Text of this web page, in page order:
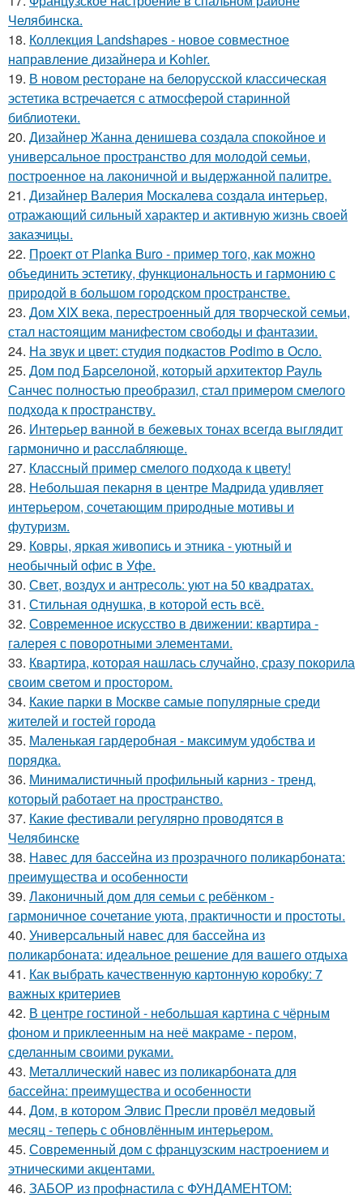
Челябинска.
18. Коллекция Landshapes - новое совместное
направление дизайнера и Kohler.
19. В новом ресторане на белорусской классическая
эстетика встречается с атмосферой старинной
библиотеки.
20. Дизайнер Жанна денишева создала спокойное и
универсальное пространство для молодой семьи,
построенное на лаконичной и выдержанной палитре.
21. Дизайнер Валерия Москалева создала интерьер,
отражающий сильный характер и активную жизнь своей
заказчицы.
22. Проект от Planka Buro - пример того, как можно
объединить эстетику, функциональность и гармонию с
природой в большом городском пространстве.
23. Дом XIX века, перестроенный для творческой семьи,
стал настоящим манифестом свободы и фантазии.
24. На звук и цвет: студия подкастов Podimo в Осло.
25. Дом под Барселоной, который архитектор Рауль
Санчес полностью преобразил, стал примером смелого
подхода к пространству.
26. Интерьер ванной в бежевых тонах всегда выглядит
гармонично и расслабляюще.
27. Классный пример смелого подхода к цвету!
28. Небольшая пекарня в центре Мадрида удивляет
интерьером, сочетающим природные мотивы и
футуризм.
29. Ковры, яркая живопись и этника - уютный и
необычный офис в Уфе.
30. Свет, воздух и антресоль: уют на 50 квадратах.
31. Стильная однушка, в которой есть всё.
32. Современное искусство в движении: квартира -
галерея с поворотными элементами.
33. Квартира, которая нашлась случайно, сразу покорила
своим светом и простором.
34. Какие парки в Москве самые популярные среди
жителей и гостей города
35. Маленькая гардеробная - максимум удобства и
порядка.
36. Минималистичный профильный карниз - тренд,
который работает на пространство.
37. Какие фестивали регулярно проводятся в
Челябинске
38. Навес для бассейна из прозрачного поликарбоната:
преимущества и особенности
39. Лаконичный дом для семьи с ребёнком -
гармоничное сочетание уюта, практичности и простоты.
40. Универсальный навес для бассейна из
поликарбоната: идеальное решение для вашего отдыха
41. Как выбрать качественную картонную коробку: 7
важных критериев
42. В центре гостиной - небольшая картина с чёрным
фоном и приклеенным на неё макраме - пером,
сделанным своими руками.
43. Металлический навес из поликарбоната для
бассейна: преимущества и особенности
44. Дом, в котором Элвис Пресли провёл медовый
месяц - теперь с обновлённым интерьером.
45. Современный дом с французским настроением и
этническими акцентами.
46. ЗАБОР из профнастила с ФУНДАМЕНТОМ: